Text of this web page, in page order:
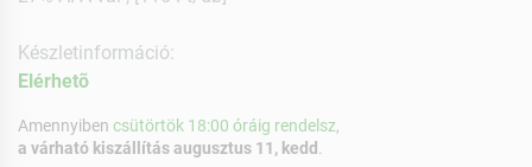
Készletinformáció:
Elérhetõ
Amennyiben csütörtök 18:00 óráig rendelsz,
a várható kiszállítás augusztus 11, kedd